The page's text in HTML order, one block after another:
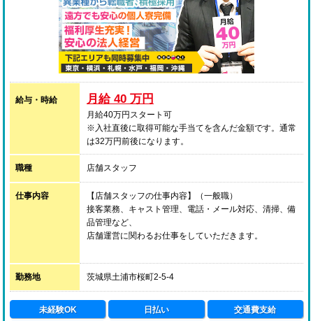
給与・時給 月給 40 万円
月給40万円スタート可
※入社直後に取得可能な手当てを含んだ金額です。通常
は32万円前後になります。
職種 店舗スタッフ
仕事内容
【店舗スタッフの仕事内容】（一般職）
接客業務、キャスト管理、電話・メール対応、清掃、備
品管理など、
店舗運営に関わるお仕事をしていただきます。
…一般職とは
各営業所において、電話受付業務、メール対応、コンパ
ニオンケア、清掃などを行う
店舗内勤スタッフのことです。
勤務地 茨城県土浦市桜町2-5-4
未経験OK 日払い 交通費支給